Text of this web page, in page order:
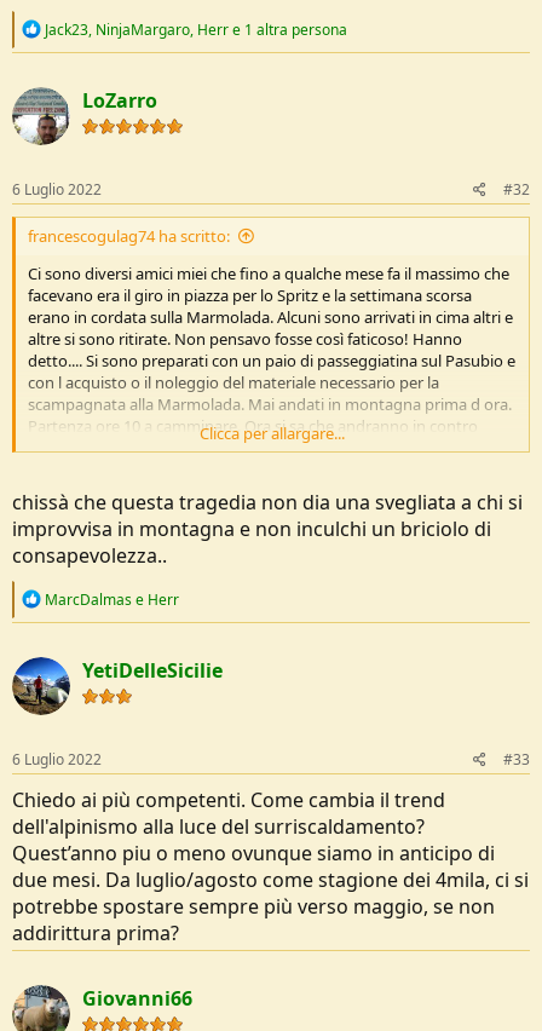
R
c
t
i
o
s
:
Jack23, NinjaMargaro, Herre 1 altra persona
LoZarro
6 Luglio 2022 #32
francescogulag74 ha scritto:
Ci sono diversi amici miei che fino a qualche mese fa il massimo che
facevano era il giro in piazza per lo Spritz e la settimana scorsa
erano in cordata sulla Marmolada. Alcuni sono arrivati in cima altri e
altre si sono ritirate. Non pensavo fosse così faticoso! Hanno
detto.... Si sono preparati con un paio di passeggiatina sul Pasubio e
con l acquisto o il noleggio del materiale necessario per la
scampagnata alla Marmolada. Mai andati in montagna prima d ora.
Partenza ore 10 a camminare. Ora si sa che andranno in contro
almeno a un temporale.
Clicca per allargare...
chissà che questa tragedia non dia una svegliata a chi si
improvvisa in montagna e non inculchi un briciolo di
consapevolezza..
R
c
t
i
o
s
:
MarcDalmase Herr
YetiDelleSicilie
6 Luglio 2022 #33
Chiedo ai più competenti. Come cambia il trend
dell'alpinismo alla luce del surriscaldamento?
Quest’anno piu o meno ovunque siamo in anticipo di
due mesi. Da luglio/agosto come stagione dei 4mila, ci si
potrebbe spostare sempre più verso maggio, se non
addirittura prima?
Giovanni66